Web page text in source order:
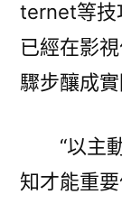
ternet等技
已經在影
驟步釀成實
“以主
知才能重